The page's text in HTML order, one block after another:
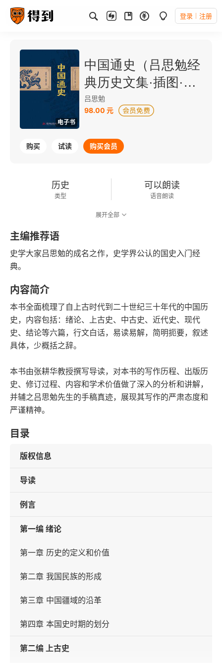
登录 注册
电子书
中国通史（吕思勉经
典历史文集·插图·导
读版）
吕思勉
98.00 元
购买 试读 购买会员
历史
类型
可以朗读
语音朗读
展开全部
主编推荐语
史学大家吕思勉的成名之作，史学界公认的国史入门经
典。
内容简介
本书全面梳理了自上古时代到二十世纪三十年代的中国历
史，内容包括：绪论、上古史、中古史、近代史、现代
史、结论等六篇，行文白话，易读易解，简明扼要，叙述
具体，少概括之辞。
本书由张耕华教授撰写导读，对本书的写作历程、出版历
史、修订过程、内容和学术价值做了深入的分析和讲解，
并辅之吕思勉先生的手稿真迹，展现其写作的严肃态度和
严谨精神。
目录
版权信息
导读
例言
第一编 绪论
第一章 历史的定义和价值
第二章 我国民族的形成
第三章 中国疆域的沿革
第四章 本国史时期的划分
第二编 上古史